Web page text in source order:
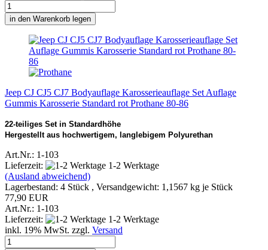
in den Warenkorb legen
Jeep CJ CJ5 CJ7 Bodyauflage Karosserieauflage Set Auflage
Gummis Karosserie Standard rot Prothane 80-86
22-teiliges Set in Standardhöhe
Hergestellt aus hochwertigem, langlebigem Polyurethan
Art.Nr.: 1-103
Lieferzeit:
1-2 Werktage
(Ausland abweichend)
Lagerbestand: 4 Stück , Versandgewicht: 1,1567 kg je Stück
77,90 EUR
Art.Nr.: 1-103
Lieferzeit:
1-2 Werktage
inkl. 19% MwSt. zzgl. Versand